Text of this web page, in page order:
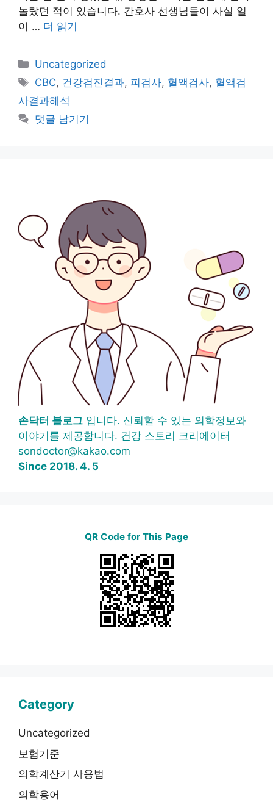
놀랐던 적이 있습니다. 간호사 선생님들이 사실 일
이 … 더 읽기
카
테
리
Uncategorized
태
그
CBC, 건강검진결과, 피검사, 혈액검사, 혈액검
사결과해석
댓글 남기기
손닥터 블로그 입니다. 신뢰할 수 있는 의학정보와
이야기를 제공합니다. 건강 스토리 크리에이터
sondoctor@kakao.com
Since 2018. 4. 5
QR Code for This Page
Category
Uncategorized
보험기준
의학계산기 사용법
의학용어